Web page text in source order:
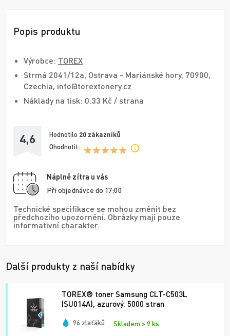
Popis produktu
Výrobce: TOREX
Strmá 2041/12a, Ostrava - Mariánské hory, 70900,
Czechia, info@torextonery.cz
Náklady na tisk: 0.33 Kč / strana
4,6 Hodnotilo 20 zákazníků
Ohodnotit:
Náplně zítra u vás
Při objednávce do 17:00
Technické specifikace se mohou změnit bez
předchozího upozornění. Obrázky mají pouze
informativní charakter.
Další produkty z naší nabídky
TOREX® toner Samsung CLT-C503L
(SU014A), azurový, 5000 stran
96 zlaťáků Skladem > 9 ks